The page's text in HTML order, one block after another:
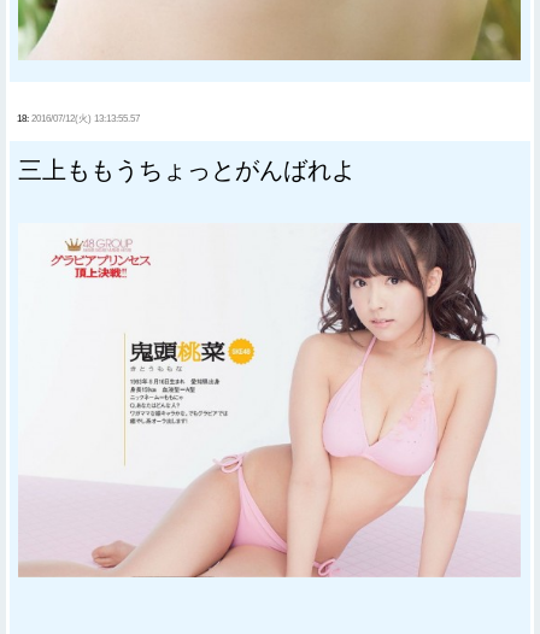
18: 2016/07/12(火) 13:13:55.57
三上ももうちょっとがんばれよ